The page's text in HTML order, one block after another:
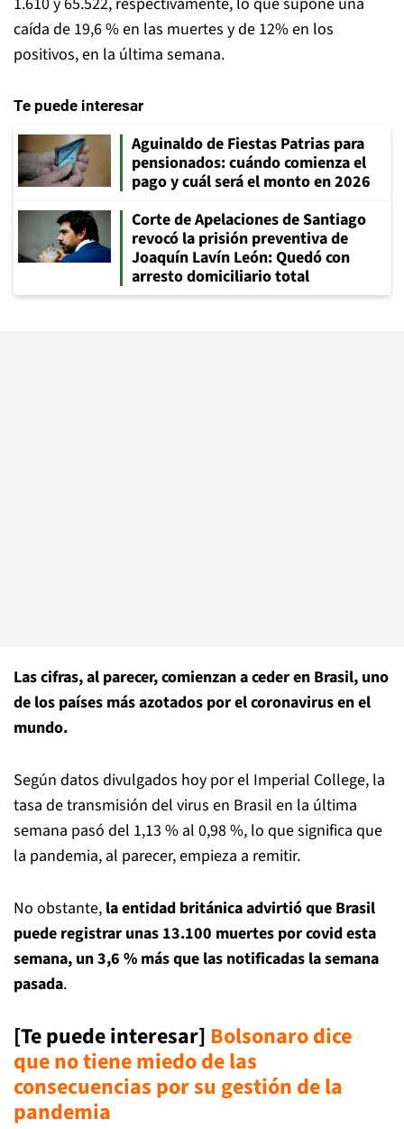
caída de 19,6 % en las muertes y de 12% en los
positivos, en la última semana.
Te puede interesar
Aguinaldo de Fiestas Patrias para
pensionados: cuándo comienza el
pago y cuál será el monto en 2026
Corte de Apelaciones de Santiago
revocó la prisión preventiva de
Joaquín Lavín León: Quedó con
arresto domiciliario total
Las cifras, al parecer, comienzan a ceder en Brasil, uno
de los países más azotados por el coronavirus en el
mundo.
Según datos divulgados hoy por el Imperial College, la
tasa de transmisión del virus en Brasil en la última
semana pasó del 1,13 % al 0,98 %, lo que significa que
la pandemia, al parecer, empieza a remitir.
No obstante, la entidad británica advirtió que Brasil
puede registrar unas 13.100 muertes por covid esta
semana, un 3,6 % más que las notificadas la semana
pasada.
[Te puede interesar] Bolsonaro dice
que no tiene miedo de las
consecuencias por su gestión de la
pandemia